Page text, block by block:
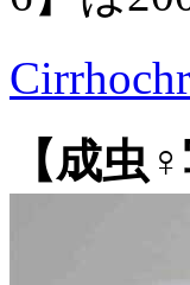
【成虫